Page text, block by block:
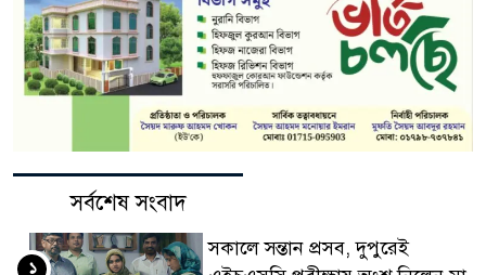
সর্বশেষ সংবাদ
সকালে সন্তান প্রসব, দুপুরেই
১